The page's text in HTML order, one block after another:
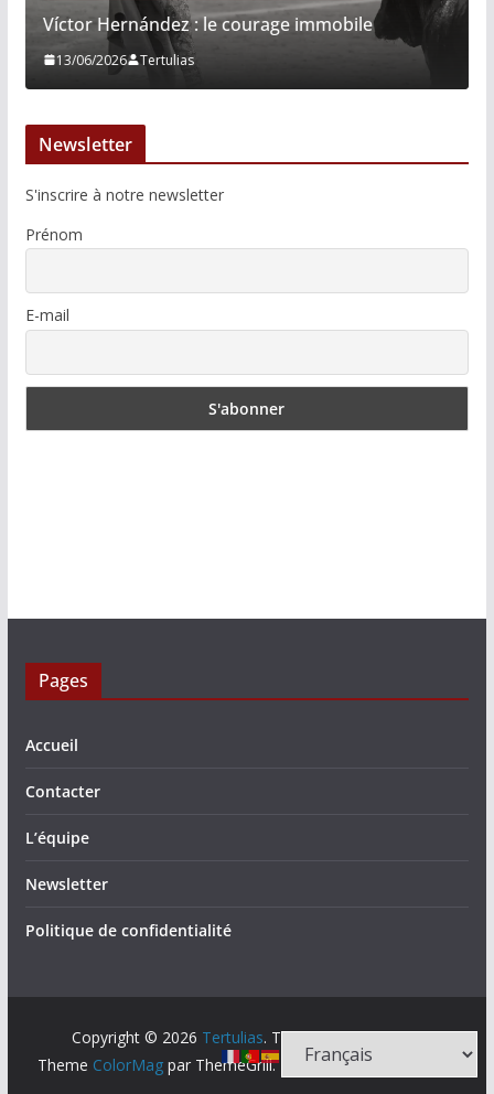
Víctor Hernández : le courage immobile
13/06/2026 Tertulias
Newsletter
S'inscrire à notre newsletter
Prénom
E-mail
Pages
Accueil
Contacter
L’équipe
Newsletter
Politique de confidentialité
Copyright © 2026 Tertulias. Tous droits réservés.
Theme ColorMagpar ThemeGrill. Propulsé par